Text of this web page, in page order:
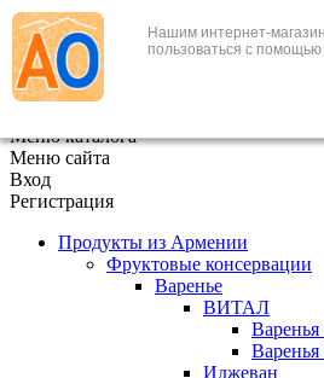
Нашим интернет-
пользоваться с
+7 (495) 646-888-1
В корзине 0
Меню каталога
Меню сайта
Вход
Регистрация
Продукты из Армении
Фруктовые консервации
Варенье
ВИТАЛ
Иджеван